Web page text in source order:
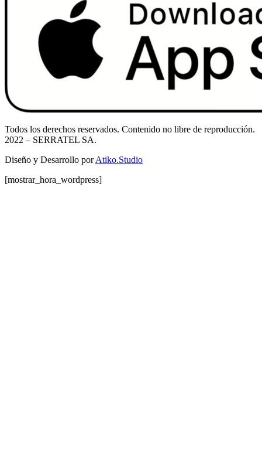
Todos los derechos reservados. Contenido no libre de reproducción.
2022 – SERRATEL SA.
Diseño y Desarrollo porAtiko.Studio
[mostrar_hora_wordpress]